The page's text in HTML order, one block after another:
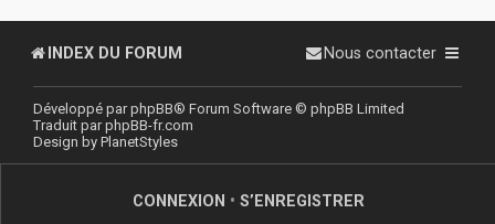
INDEX DU FORUM Nous contacter
Développé parphpBB® Forum Software © phpBB Limited
Traduit parphpBB-fr.com
Design by PlanetStyles
CONNEXION • S’ENREGISTRER